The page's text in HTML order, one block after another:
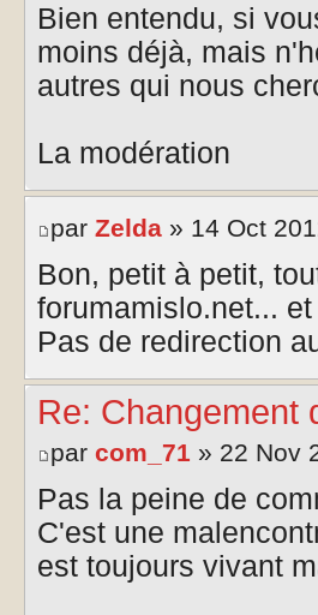
Bien entendu, si
moins déjà, mais
autres qui nous
La modération
par Zelda » 14 Oct
Bon, petit à petit,
forumamislo.net...
Pas de redirection
Re: Changement
par com_71 » 22 Nov
Pas la peine de
C'est une
est toujours vivant